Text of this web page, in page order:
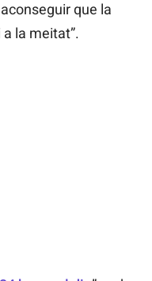
que la
la meitat”.